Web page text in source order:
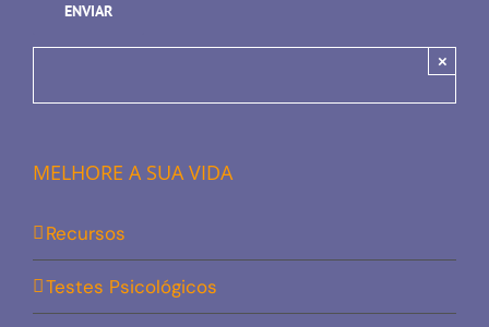
×
MELHORE A SUA VIDA
Recursos
Testes Psicológicos